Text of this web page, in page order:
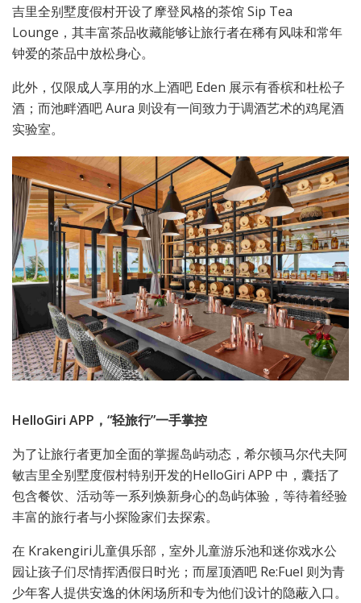
吉里全别墅度假村开设了摩登风格的茶馆 Sip Tea
Lounge，其丰富茶品收藏能够让旅行者在稀有风味和常年
钟爱的茶品中放松身心。
此外，仅限成人享用的水上酒吧 Eden 展示有香槟和杜松子
酒；而池畔酒吧 Aura 则设有一间致力于调酒艺术的鸡尾酒
实验室。
HelloGiri APP ，“轻旅行”一手掌控
为了让旅行者更加全面的掌握岛屿动态，希尔顿马尔代夫阿
敏吉里全别墅度假村特别开发的HelloGiri APP 中，囊括了
包含餐饮、活动等一系列焕新身心的岛屿体验，等待着经验
丰富的旅行者与小探险家们去探索。
在 Krakengiri儿童俱乐部，室外儿童游乐池和迷你戏水公
园让孩子们尽情挥洒假日时光；而屋顶酒吧 Re:Fuel 则为青
少年客人提供安逸的休闲场所和专为他们设计的隐蔽入口。